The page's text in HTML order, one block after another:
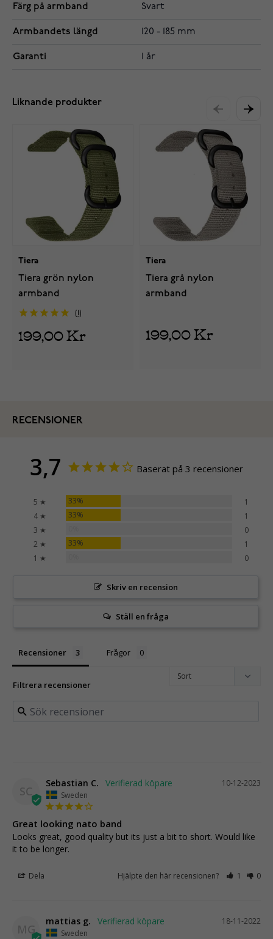
Färg på armband Svart
Armbandets längd 120 - 185 mm
Garanti 1 år
Liknande produkter
Tiera
Tiera grön nylon
armband
199,00 Kr
Tiera
Tiera grå nylon
armband
199,00 Kr
RECENSIONER
3,7 Baserat på 3 recensioner
5 ★ 33%
1
4 ★
33%
1
3 ★
0
2 ★
33%
1
1 ★
0
Skriv en recension
Ställ en fråga
Recensioner Frågor
Filtrera recensioner
SC
10-12-2023
Sebastian C.
Sweden
Great looking nato band
Looks great, good quality but its just a bit to short. Would like
it to be longer.
Dela Hjälpte den här recensionen? 1 0
MG
18-11-2022
mattias g.
Sweden